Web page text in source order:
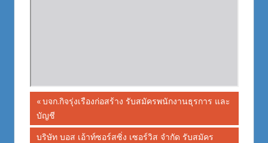
Post
navigation
Previous
Post:
บจก.กิจรุ่งเรืองก่อสร้าง รับสมัครพนักงานธุรการ และ
บัญชี
Next
บริษัท บอส เอ้าท์ซอร์สซิ่ง เซอร์วิส จำกัด รับสมัคร